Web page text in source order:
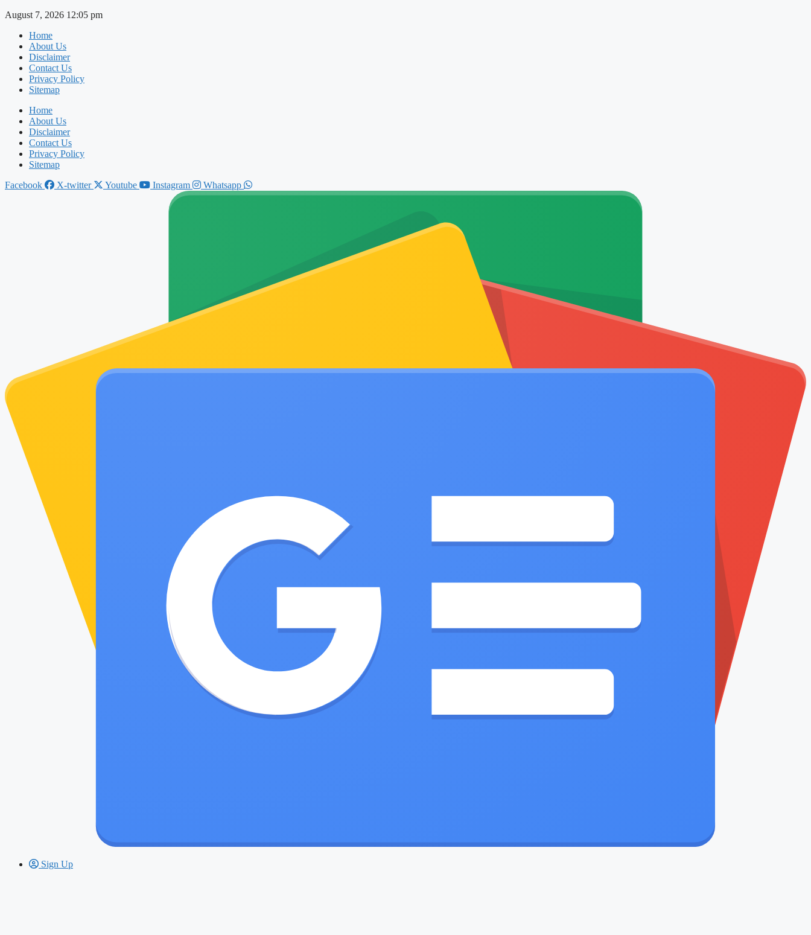
Skip
content
August 7, 2026 12:05 pm
Home
About Us
Disclaimer
Contact Us
Privacy Policy
Sitemap
Home
About Us
Disclaimer
Contact Us
Privacy Policy
Sitemap
Facebook
X-twitter Youtube Instagram Whatsapp
Sign Up